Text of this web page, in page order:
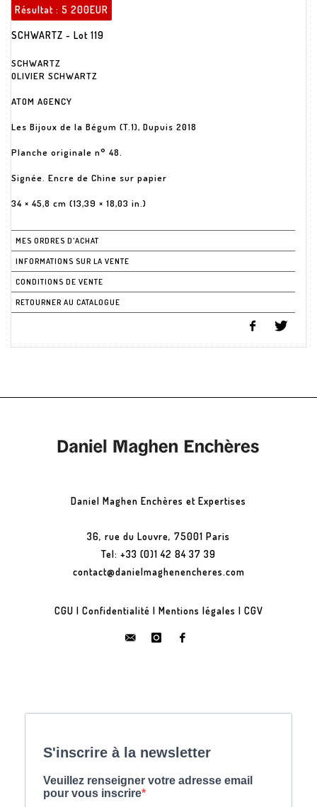
Résultat : 5 200EUR
SCHWARTZ - Lot 119
SCHWARTZ
OLIVIER SCHWARTZ
ATOM AGENCY
Les Bijoux de la Bégum (T.1), Dupuis 2018
Planche originale n° 48.
Signée. Encre de Chine sur papier
34 × 45,8 cm (13,39 × 18,03 in.)
MES ORDRES D'ACHAT
INFORMATIONS SUR LA VENTE
CONDITIONS DE VENTE
RETOURNER AU CATALOGUE
Daniel Maghen Enchères et Expertises
36, rue du Louvre, 75001 Paris
Tel: +33 (0)1 42 84 37 39
contact@danielmaghenencheres.com
CGU | Confidentialité | Mentions légales | CGV